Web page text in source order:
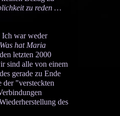
zu reden …
Ich war weder
hat Maria
letzten 2000
sind alle von einem
gerade zu Ende
der "versteckten
des